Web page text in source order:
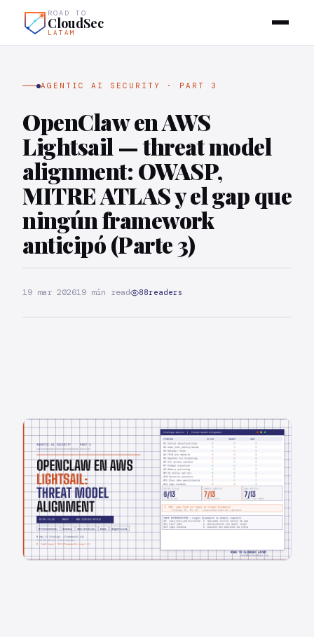
ROAD TO
CloudSec
LATAM
AGENTIC AI SECURITY · PART 3
OpenClaw en AWS
Lightsail — threat model
alignment: OWASP,
MITRE ATLAS y el gap que
ningún framework
anticipó (Parte 3)
19 mar 202619 min read 88readers